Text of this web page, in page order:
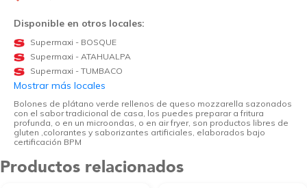
Disponible en otros locales:
Supermaxi - BOSQUE
Supermaxi - ATAHUALPA
Supermaxi - TUMBACO
Mostrar más locales
Bolones de plátano verde rellenos de queso mozzarella sazonados
con el sabor tradicional de casa, los puedes preparar a fritura
profunda, o en un microondas, o en air fryer, son productos libres de
gluten ,colorantes y saborizantes artificiales, elaborados bajo
certificación BPM
Productos relacionados